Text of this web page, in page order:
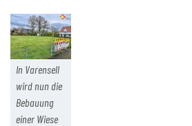
In Varensell
wird nun die
Bebauung
einer Wiese